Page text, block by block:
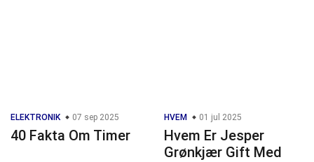
ELEKTRONIK 07 sep 2025
40 Fakta Om Timer
HVEM 01 jul 2025
Hvem Er Jesper
Grønkjær Gift Med